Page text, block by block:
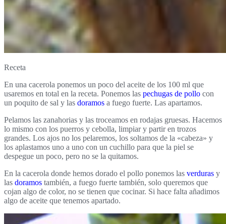
Receta
En una cacerola ponemos un poco del aceite de los 100 ml que
usaremos en total en la receta. Ponemos las pechugas de pollo con
un poquito de sal y las doramos a fuego fuerte. Las apartamos.
Pelamos las zanahorias y las troceamos en rodajas gruesas. Hacemos
lo mismo con los puerros y cebolla, limpiar y partir en trozos
grandes. Los ajos no los pelaremos, los soltamos de la «cabeza» y
los aplastamos uno a uno con un cuchillo para que la piel se
despegue un poco, pero no se la quitamos.
En la cacerola donde hemos dorado el pollo ponemos las verduras y
las doramos también, a fuego fuerte también, solo queremos que
cojan algo de color, no se tienen que cocinar. Si hace falta añadimos
algo de aceite que tenemos apartado.